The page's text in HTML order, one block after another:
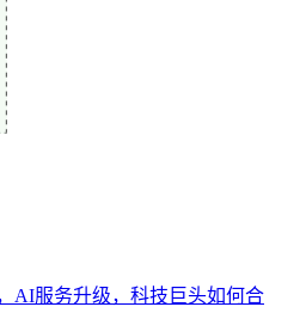
AI服务升级，科技巨头如何合